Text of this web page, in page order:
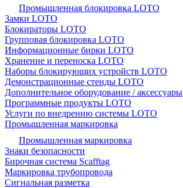
Промышленная блокировка LOTO
Замки LOTO
Блокираторы LOTO
Групповая блокировка LOTO
Информационные бирки LOTO
Хранение и переноска LOTO
Наборы блокирующих устройств LOTO
Демонстрационные стенды LOTO
Дополнительное оборудование / аксессуары
Программные продукты LOTO
Услуги по внедрению системы LOTO
Промышленная маркировка
Промышленная маркировка
Знаки безопасности
Бирочная система Scafftag
Маркировка трубопровода
Сигнальная разметка